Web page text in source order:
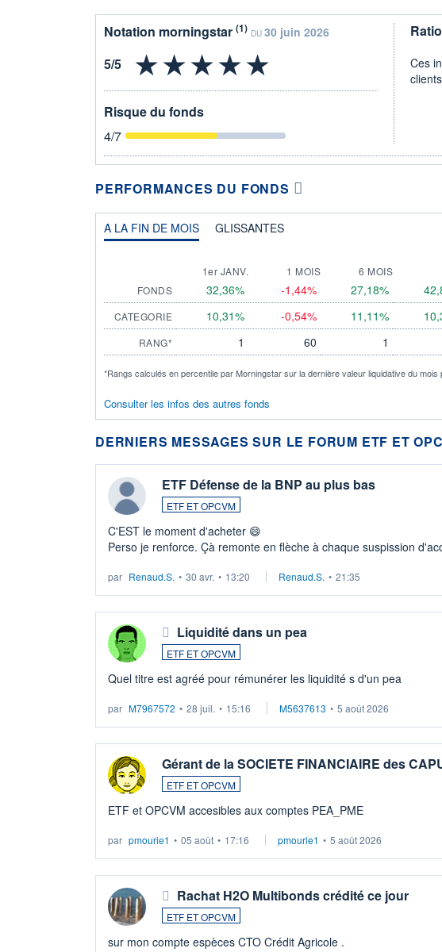
Notation morningstar (1) DU 30 juin 2026
Risque du fonds
4/7
Ces
PERFORMANCES DU FONDS
A LA FIN DE MOIS GLISSANTES
1er JANV. 1 MOIS 6 MOIS
FONDS
32,36% -1,44% 27,18%
CATEGORIE 10,31% -0,54% 11,11%
RANG* 1 60 1
*Rangs calculés en percentile par Morningstar sur la dernière valeur liquidative du mois
Consulter les infos des autres fonds
DERNIERS MESSAGES SUR LE FORUM ETF ET
ETF Défense de la BNP au plus bas
ETF ET OPCVM
C'EST le moment d'acheter 😄​
Perso je renforce. Çà remonte en flèche à chaque suspission
par Renaud.S. • 30 avr. • 13:20 Renaud.S. • 21:35
Liquidité dans un pea
ETF ET OPCVM
Quel titre est agréé pour rémunérer les liquidité s d'un pea
par M7967572 • 28 juil. • 15:16 M5637613 • 5 août 2026
Gérant de la SOCIETE FINANCIAIRE des
ETF ET OPCVM
ETF et OPCVM accesibles aux comptes PEA_PME
par pmourie1 • 05 août • 17:16 pmourie1 • 5 août 2026
Rachat H2O Multibonds crédité ce jour
ETF ET OPCVM
sur mon compte espèces CTO Crédit Agricole .